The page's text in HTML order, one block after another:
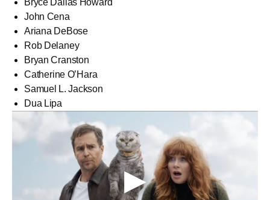
Bryce Dallas Howard
John Cena
Ariana DeBose
Rob Delaney
Bryan Cranston
Catherine O’Hara
Samuel L. Jackson
Dua Lipa